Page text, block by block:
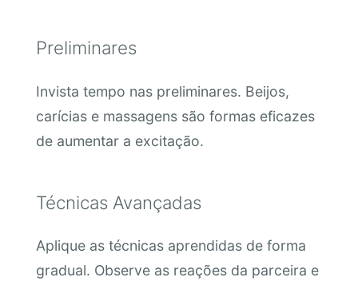
Preliminares
Invista tempo nas preliminares. Beijos,
carícias e massagens são formas eficazes
de aumentar a excitação.
Técnicas Avançadas
Aplique as técnicas aprendidas de forma
gradual. Observe as reações da parceira e